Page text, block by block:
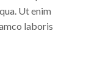
Ut enim
laboris